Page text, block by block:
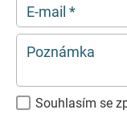
E-mail *
Poznámka
Souhlasím se